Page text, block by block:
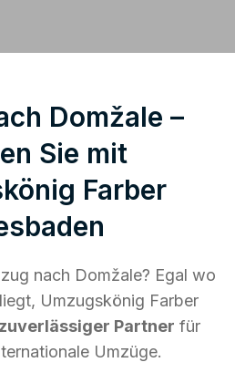
Domžale –
Sie mit
Farber
nach Domžale? Egal wo
Umzugskönig Farber
Partner für
Umzüge.